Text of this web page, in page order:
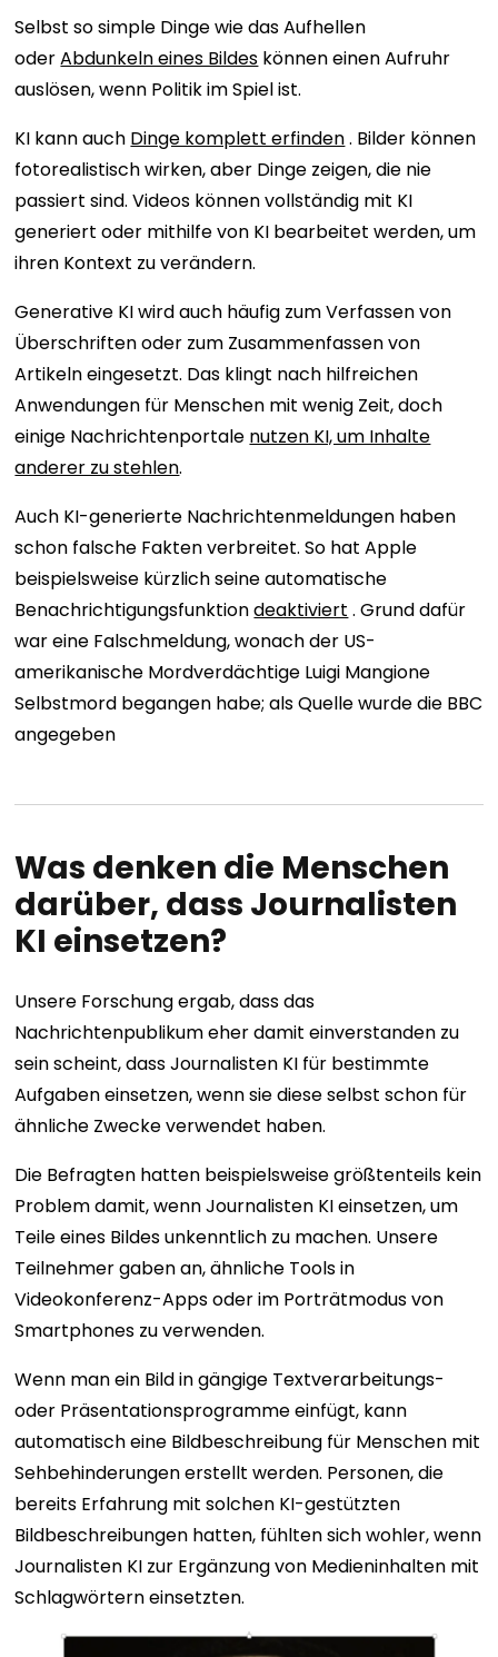
Selbst so simple Dinge wie das Aufhellen
oderAbdunkeln eines Bildes können einen Aufruhr
auslösen, wenn Politik im Spiel ist.
KI kann auch Dinge komplett erfinden. Bilder können
fotorealistisch wirken, aber Dinge zeigen, die nie
passiert sind. Videos können vollständig mit KI
generiert oder mithilfe von KI bearbeitet werden, um
ihren Kontext zu verändern.
Generative KI wird auch häufig zum Verfassen von
Überschriften oder zum Zusammenfassen von
Artikeln eingesetzt. Das klingt nach hilfreichen
Anwendungen für Menschen mit wenig Zeit, doch
einige Nachrichtenportale nutzen KI, um Inhalte
anderer zu stehlen.
Auch KI-generierte Nachrichtenmeldungen haben
schon falsche Fakten verbreitet. So hat Apple
beispielsweise kürzlich seine automatische
Benachrichtigungsfunktiondeaktiviert . Grund dafür
war eine Falschmeldung, wonach der US-
amerikanische Mordverdächtige Luigi Mangione
Selbstmord begangen habe; als Quelle wurde die BBC
angegeben
Was denken die Menschen
darüber, dass Journalisten
KI einsetzen?
Unsere Forschung ergab, dass das
Nachrichtenpublikum eher damit einverstanden zu
sein scheint, dass Journalisten KI für bestimmte
Aufgaben einsetzen, wenn sie diese selbst schon für
ähnliche Zwecke verwendet haben.
Die Befragten hatten beispielsweise größtenteils kein
Problem damit, wenn Journalisten KI einsetzen, um
Teile eines Bildes unkenntlich zu machen. Unsere
Teilnehmer gaben an, ähnliche Tools in
Videokonferenz-Apps oder im Porträtmodus von
Smartphones zu verwenden.
Wenn man ein Bild in gängige Textverarbeitungs-
oder Präsentationsprogramme einfügt, kann
automatisch eine Bildbeschreibung für Menschen mit
Sehbehinderungen erstellt werden. Personen, die
bereits Erfahrung mit solchen KI-gestützten
Bildbeschreibungen hatten, fühlten sich wohler, wenn
Journalisten KI zur Ergänzung von Medieninhalten mit
Schlagwörtern einsetzten.